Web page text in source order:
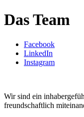
Das Team
Facebook
LinkedIn
Instagram
Wir sind ein
freundschaftlich